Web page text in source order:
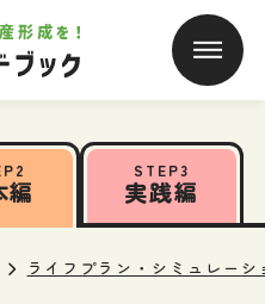
編
STEP3
実践編
ライフプラン・シミュレーシ